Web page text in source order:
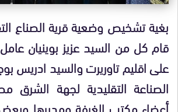
بغية تشخيص وضعية قرية الصناع
قام كل من السيد عزيز بوينيان
على اقليم تاوريرت والسيد ادريس
الصناعة التقليدية لجهة الشرق